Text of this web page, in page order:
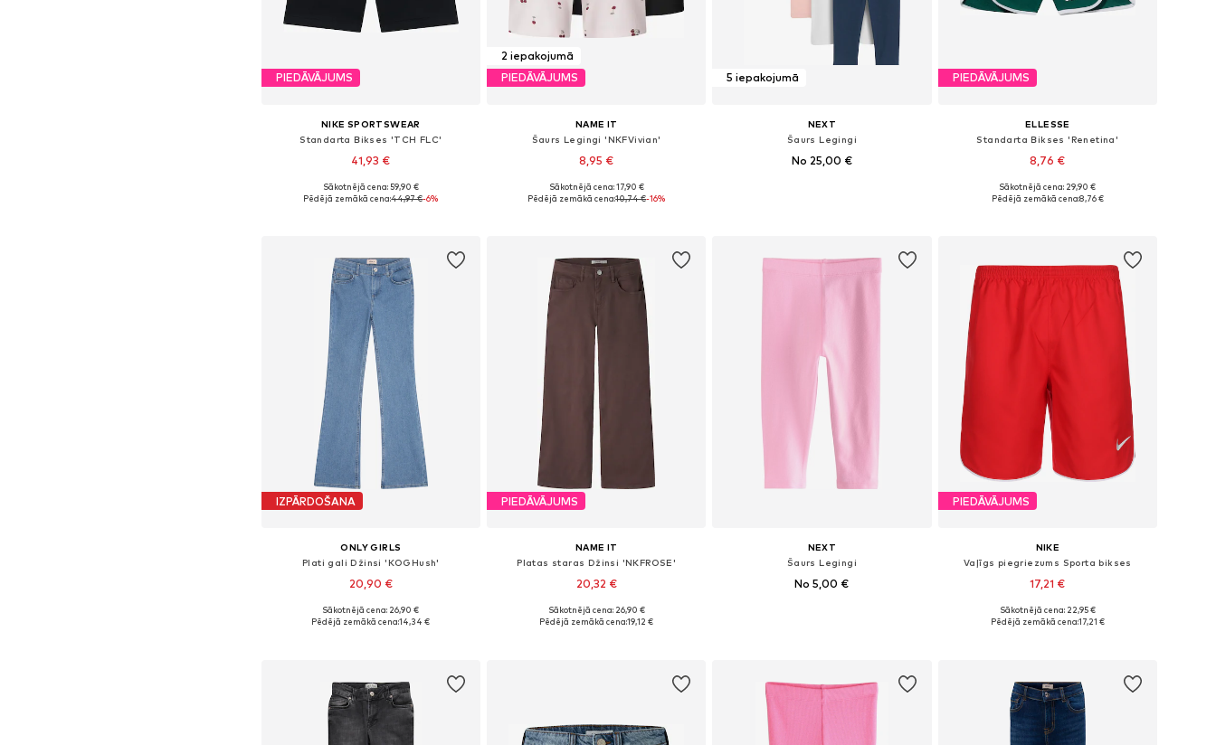
PIEDĀVĀJUMS
NIKE SPORTSWEAR
Standarta Bikses 'TCH FLC'
41,93 €
Pieejams daudzos izmēros
Sākotnējā cena: 59,90 €
Pēdējā zemākā cena:44,97 €-6%
2 iepakojumā
PIEDĀVĀJUMS
NAME IT
Šaurs Legingi 'NKFVivian'
8,95 €
Pieejams daudzos izmēros
Sākotnējā cena: 17,90 €
Pēdējā zemākā cena:10,74 €-16%
5 iepakojumā
NEXT
Šaurs Legingi
No 25,00 €
PIEDĀVĀJUMS
ELLESSE
Standarta Bikses 'Renetina'
8,76 €
Sākotnējā cena: 29,90 €
Pēdējā zemākā cena:8,76 €
IZPĀRDOŠANA
ONLY GIRLS
Plati gali Džinsi 'KOGHush'
20,90 €
Pieejams daudzos izmēros
Sākotnējā cena: 26,90 €
Pēdējā zemākā cena:14,34 €
PIEDĀVĀJUMS
NAME IT
Platas staras Džinsi 'NKFROSE'
20,32 €
+3
Pieejams daudzos izmēros
Sākotnējā cena: 26,90 €
Pēdējā zemākā cena:19,12 €
NEXT
Šaurs Legingi
No 5,00 €
PIEDĀVĀJUMS
NIKE
Vaļīgs piegriezums Sporta bikses
17,21 €
+2
Sākotnējā cena: 22,95 €
Pēdējā zemākā cena:17,21 €